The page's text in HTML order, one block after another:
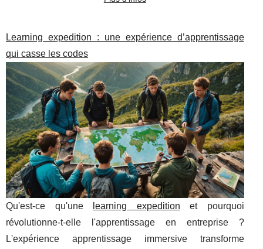
Learning expedition : une expérience d’apprentissage
qui casse les codes
Qu'est-ce qu'une learning expedition et pourquoi
révolutionne-t-elle l'apprentissage en entreprise ?
L'expérience apprentissage immersive transforme